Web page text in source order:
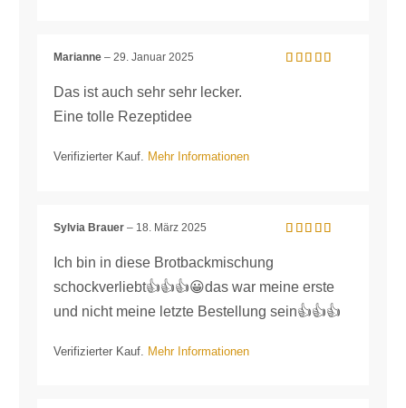
Marianne– 29. Januar 2025
Das ist auch sehr sehr lecker.
Eine tolle Rezeptidee
Verifizierter Kauf. Mehr Informationen
Sylvia Brauer– 18. März 2025
Ich bin in diese Brotbackmischung
schockverliebt👍👍👍😀das war meine erste
und nicht meine letzte Bestellung sein👍👍👍
Verifizierter Kauf. Mehr Informationen